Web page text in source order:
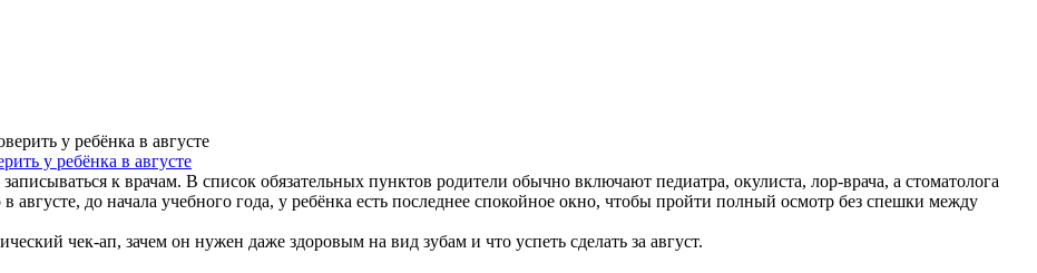
у ребёнка в августе
к врачам. В список обязательных пунктов родители обычно включают педиатра, окулиста, лор-врача, а стоматолога
до начала учебного года, у ребёнка есть последнее спокойное окно, чтобы пройти полный осмотр без спешки между
чек-ап, зачем он нужен даже здоровым на вид зубам и что успеть сделать за август.